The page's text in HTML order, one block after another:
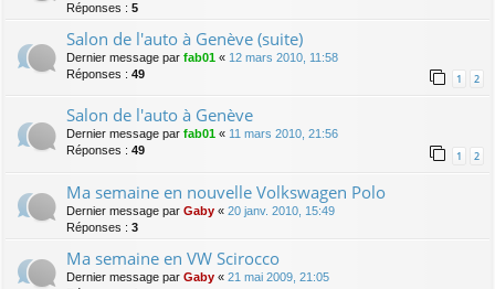
Réponses : 5
Salon de l'auto à Genève (suite)
Dernier message par fab01 « 12 mars 2010, 11:58
Réponses : 49 1 2
Salon de l'auto à Genève
Dernier message par fab01 « 11 mars 2010, 21:56
Réponses : 49 1 2
Ma semaine en nouvelle Volkswagen Polo
Dernier message par Gaby « 20 janv. 2010, 15:49
Réponses : 3
Ma semaine en VW Scirocco
Dernier message par Gaby « 21 mai 2009, 21:05